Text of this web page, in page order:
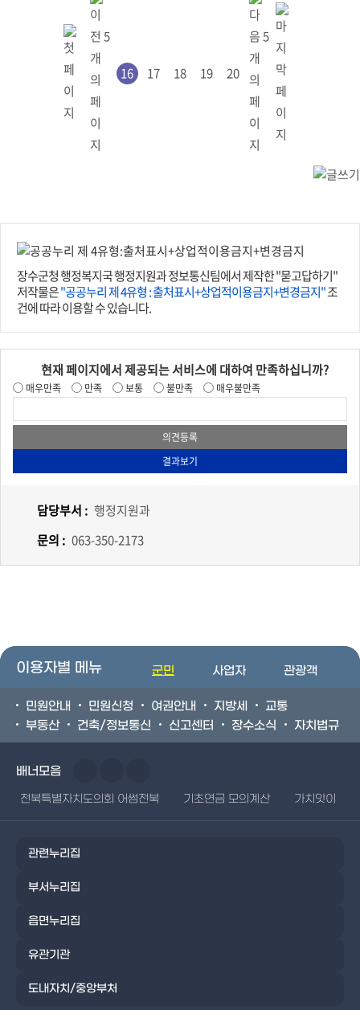
16 17 18 19 20
장수군청 행정복지국 행정지원과 정보통신팀에서 제작한 "묻고답하기"
저작물은"공공누리 제 4유형 : 출처표시+상업적이용금지+변경금지"조
건에 따라 이용할 수 있습니다.
현재 페이지에서 제공되는 서비스에 대하여 만족하십니까?
매우만족 만족 보통 불만족 매우불만족
담당부서 : 행정지원과
문의 : 063-350-2173
이용자별 메뉴 군민 사업자 관광객
민원안내 민원신청 여권안내 지방세
교통
부동산
건축/정보통신 신고센터 장수소식 자치법규
배너모음
전북특별자치도의회 어썸전북 기초연금 모의계산 가치앗이
관련누리집
부서누리집
읍면누리집
유관기관
도내자치/중앙부처